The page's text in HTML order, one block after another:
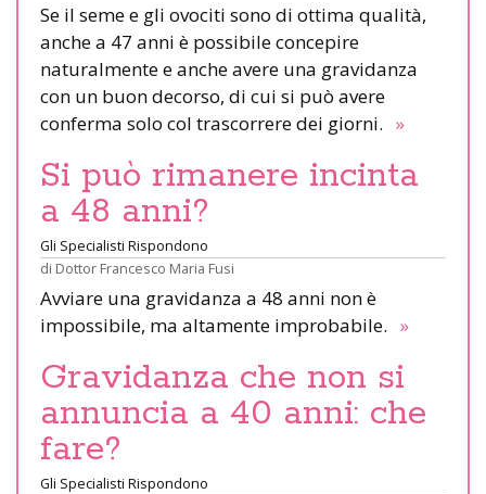
Se il seme e gli ovociti sono di ottima qualità,
anche a 47 anni è possibile concepire
naturalmente e anche avere una gravidanza
con un buon decorso, di cui si può avere
conferma solo col trascorrere dei giorni. »
Si può rimanere incinta
a 48 anni?
Gli Specialisti Rispondono
di Dottor Francesco Maria Fusi
Avviare una gravidanza a 48 anni non è
impossibile, ma altamente improbabile. »
Gravidanza che non si
annuncia a 40 anni: che
fare?
Gli Specialisti Rispondono